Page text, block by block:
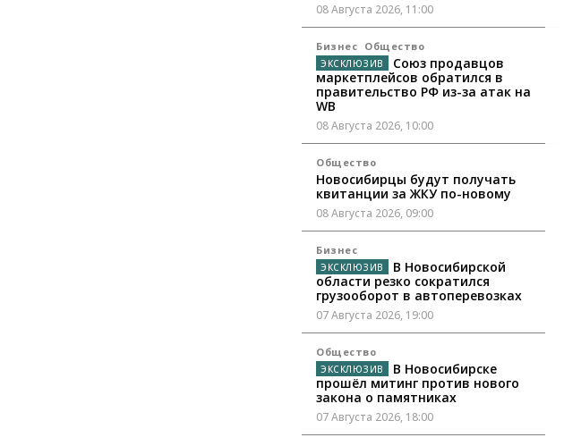
08 Августа 2026, 11:00
Бизнес Общество
Союз продавцов
маркетплейсов обратился в
правительство РФ из-за атак на
WB
08 Августа 2026, 10:00
Общество
Новосибирцы будут получать
квитанции за ЖКУ по-новому
08 Августа 2026, 09:00
Бизнес
В Новосибирской
области резко сократился
грузооборот в автоперевозках
07 Августа 2026, 19:00
Общество
В Новосибирске
прошёл митинг против нового
закона о памятниках
07 Августа 2026, 18:00